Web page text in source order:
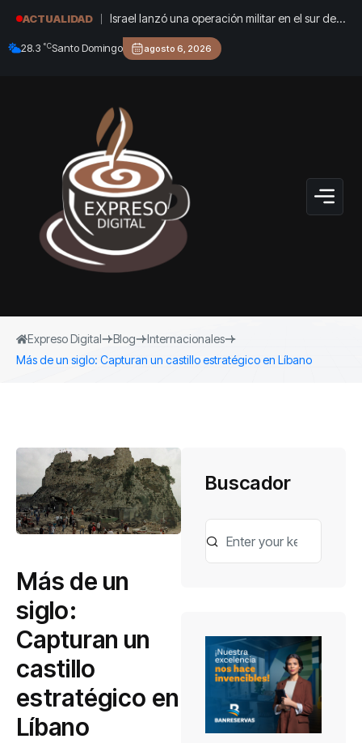
ACTUALIDAD
Israel lanzó una operación militar en el sur de
Líbano en respuesta a un ataque del grupo
terrorista Hezbollah
28.3 °CSanto Domingo agosto 6, 2026
Expreso Digital Blog
Internacionales
Más de un siglo: Capturan un castillo estratégico en Líbano
Más de un
siglo:
Capturan un
castillo
estratégico en
Líbano
Buscador